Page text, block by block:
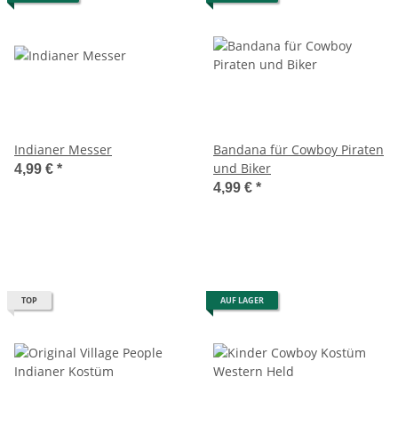
Indianer Messer
4,99 € *
Bandana für Cowboy Piraten
und Biker
4,99 € *
TOP AUF LAGER